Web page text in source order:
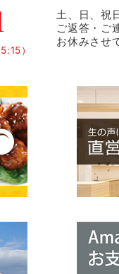
）
土、日、祝
ご返答・ご
お休みさせ